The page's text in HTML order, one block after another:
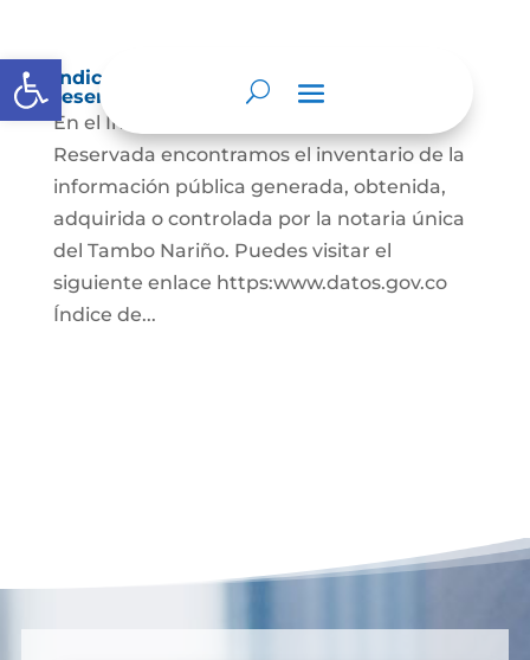
Abrir barra de herramientas
Índice de información clasificada y
reservada
En el Índice de Información Clasificada y
Reservada encontramos el inventario de la
información pública generada, obtenida,
adquirida o controlada por la notaria única
del Tambo Nariño. Puedes visitar el
siguiente enlace https:www.datos.gov.co
Índice de...